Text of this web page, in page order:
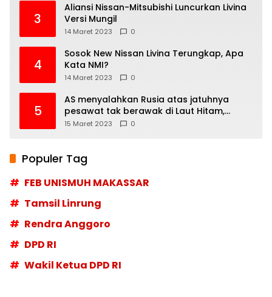
3
Aliansi Nissan-Mitsubishi Luncurkan Livina
Versi Mungil
14 Maret 2023 0
4
Sosok New Nissan Livina Terungkap, Apa
Kata NMI?
14 Maret 2023 0
5
AS menyalahkan Rusia atas jatuhnya
pesawat tak berawak di Laut Hitam,
Moskow menyangkal
15 Maret 2023 0
Populer Tag
FEB UNISMUH MAKASSAR
Tamsil Linrung
Rendra Anggoro
DPD RI
Wakil Ketua DPD RI